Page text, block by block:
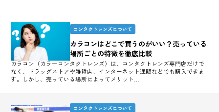
コンタクトレンズについて
カラコンはどこで買うのがいい？売っている
場所ごとの特徴を徹底比較
カラコン（カラーコンタクトレンズ）は、コンタクトレンズ専門店だけで
なく、ドラッグストアや雑貨店、インターネット通販などでも購入できま
す。しかし、売っている場所によってメリット…
コンタクトレンズについて